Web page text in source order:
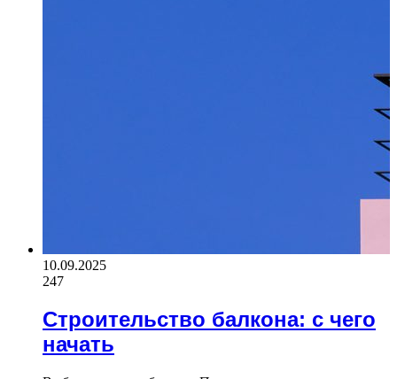
10.09.2025
247
Строительство балкона: с чего
начать